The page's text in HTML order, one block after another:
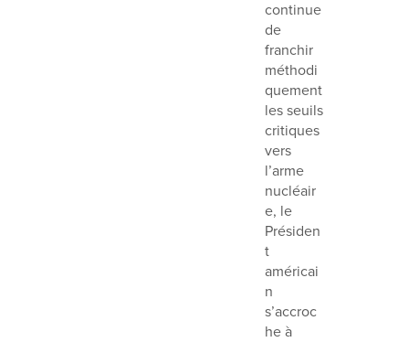
continue
de
franchir
méthodi
quement
les seuils
critiques
vers
l’arme
nucléair
e, le
Présiden
t
américai
n
s’accroc
he à